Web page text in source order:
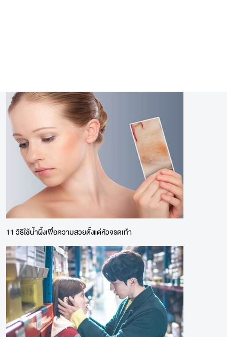
11 วิธีใช้น้ำผึ้งเพื่อความสวยตั้งแต่หัวจรดเท้า